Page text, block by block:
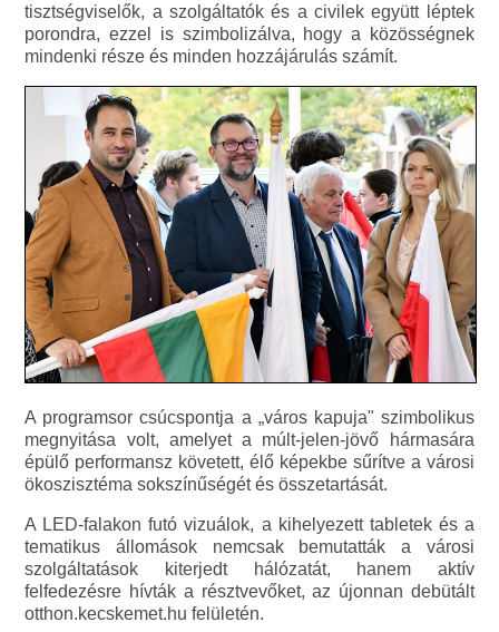
tisztségviselők, a szolgáltatók és a civilek együtt léptek
porondra, ezzel is szimbolizálva, hogy a közösségnek
mindenki része és minden hozzájárulás számít.
A programsor csúcspontja a „város kapuja" szimbolikus
megnyitása volt, amelyet a múlt-jelen-jövő hármasára
épülő performansz követett, élő képekbe sűrítve a városi
ökoszisztéma sokszínűségét és összetartását.
A LED-falakon futó vizuálok, a kihelyezett tabletek és a
tematikus állomások nemcsak bemutatták a városi
szolgáltatások kiterjedt hálózatát, hanem aktív
felfedezésre hívták a résztvevőket, az újonnan debütált
otthon.kecskemet.hu felületén.